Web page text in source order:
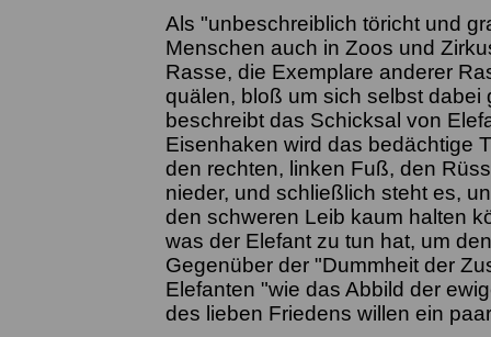
Als "unbeschreiblich töricht und
Menschen auch in Zoos und
Rasse, die Exemplare anderer
quälen, bloß um sich selbst dabei
beschreibt das Schicksal von
Eisenhaken wird das bedächtige
den rechten, linken Fuß, den
nieder, und schließlich steht es,
den schweren Leib kaum halten
was der Elefant zu tun hat, um
Gegenüber der "Dummheit der
Elefanten "wie das Abbild der
des lieben Friedens willen ein